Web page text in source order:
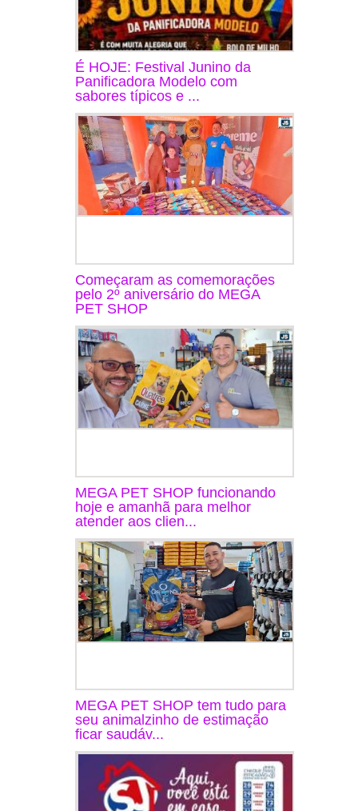
É HOJE: Festival Junino da
Panificadora Modelo com
sabores típicos e ...
Começaram as comemorações
pelo 2º aniversário do MEGA
PET SHOP
MEGA PET SHOP funcionando
hoje e amanhã para melhor
atender aos clien...
MEGA PET SHOP tem tudo para
seu animalzinho de estimação
ficar saudáv...